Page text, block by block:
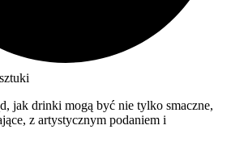
jak drinki mogą być nie tylko smaczne,
z artystycznym podaniem i